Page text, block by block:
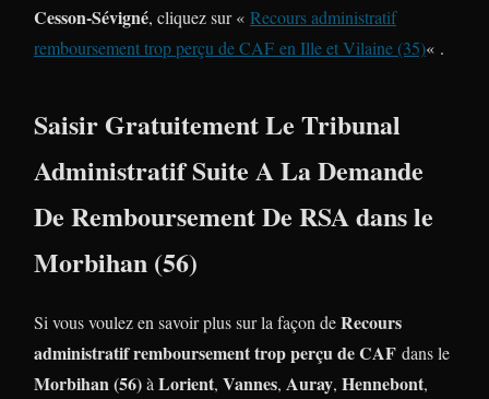
Cesson-Sévigné, cliquez sur « Recours administratif
remboursement trop perçu de CAF en Ille et Vilaine (35)« .
Saisir Gratuitement Le Tribunal
Administratif Suite A La Demande
De Remboursement De RSA dans le
Morbihan (56)
Si vous voulez en savoir plus sur la façon deRecours
administratif remboursement trop perçu de CAF dans le
Morbihan (56)à Lorient, Vannes, Auray, Hennebont,